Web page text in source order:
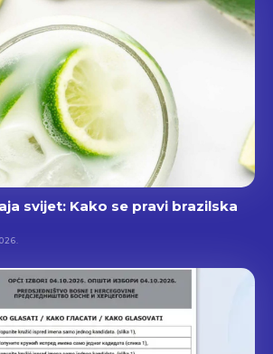
svijet: Kako se pravi brazilska